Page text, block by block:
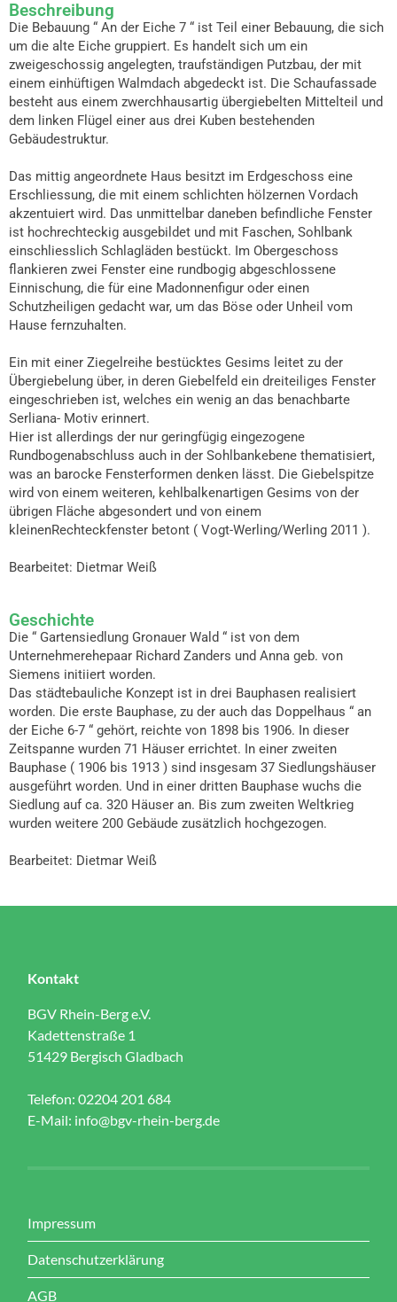
Beschreibung
Die Bebauung “ An der Eiche 7 “ ist Teil einer Bebauung, die sich
um die alte Eiche gruppiert. Es handelt sich um ein
zweigeschossig angelegten, traufständigen Putzbau, der mit
einem einhüftigen Walmdach abgedeckt ist. Die Schaufassade
besteht aus einem zwerchhausartig übergiebelten Mittelteil und
dem linken Flügel einer aus drei Kuben bestehenden
Gebäudestruktur.
Das mittig angeordnete Haus besitzt im Erdgeschoss eine
Erschliessung, die mit einem schlichten hölzernen Vordach
akzentuiert wird. Das unmittelbar daneben befindliche Fenster
ist hochrechteckig ausgebildet und mit Faschen, Sohlbank
einschliesslich Schlagläden bestückt. Im Obergeschoss
flankieren zwei Fenster eine rundbogig abgeschlossene
Einnischung, die für eine Madonnenfigur oder einen
Schutzheiligen gedacht war, um das Böse oder Unheil vom
Hause fernzuhalten.
Ein mit einer Ziegelreihe bestücktes Gesims leitet zu der
Übergiebelung über, in deren Giebelfeld ein dreiteiliges Fenster
eingeschrieben ist, welches ein wenig an das benachbarte
Serliana- Motiv erinnert.
Hier ist allerdings der nur geringfügig eingezogene
Rundbogenabschluss auch in der Sohlbankebene thematisiert,
was an barocke Fensterformen denken lässt. Die Giebelspitze
wird von einem weiteren, kehlbalkenartigen Gesims von der
übrigen Fläche abgesondert und von einem
kleinenRechteckfenster betont ( Vogt-Werling/Werling 2011 ).
Bearbeitet: Dietmar Weiß
Geschichte
Die “ Gartensiedlung Gronauer Wald “ ist von dem
Unternehmerehepaar Richard Zanders und Anna geb. von
Siemens initiiert worden.
Das städtebauliche Konzept ist in drei Bauphasen realisiert
worden. Die erste Bauphase, zu der auch das Doppelhaus “ an
der Eiche 6-7 “ gehört, reichte von 1898 bis 1906. In dieser
Zeitspanne wurden 71 Häuser errichtet. In einer zweiten
Bauphase ( 1906 bis 1913 ) sind insgesam 37 Siedlungshäuser
ausgeführt worden. Und in einer dritten Bauphase wuchs die
Siedlung auf ca. 320 Häuser an. Bis zum zweiten Weltkrieg
wurden weitere 200 Gebäude zusätzlich hochgezogen.
Bearbeitet: Dietmar Weiß
Kontakt
BGV Rhein-Berg e.V.
Kadettenstraße 1
51429 Bergisch Gladbach
Telefon: 02204 201 684
E-Mail: info@bgv-rhein-berg.de
Impressum
Datenschutzerklärung
AGB